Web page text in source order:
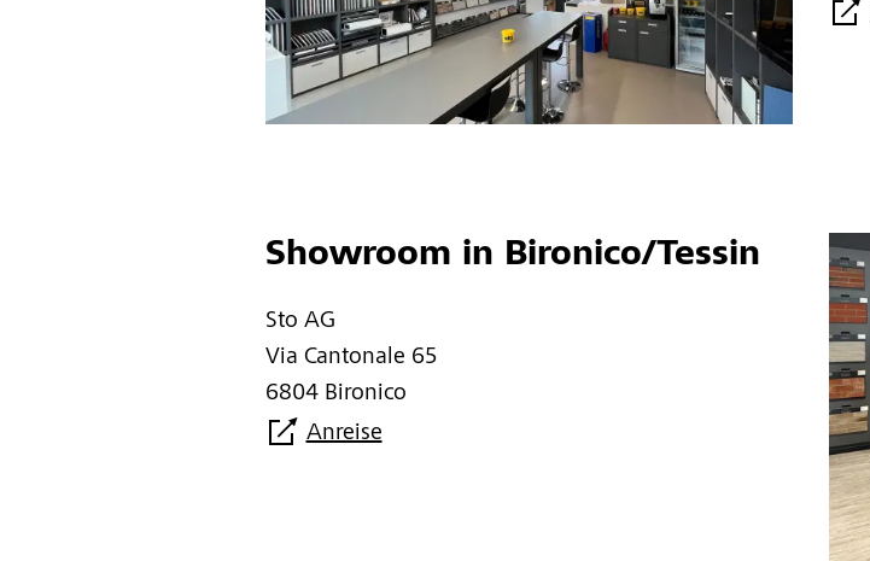
Showroom in Bironico/Tessin
Sto AG
Via Cantonale 65
6804 Bironico
Anreise